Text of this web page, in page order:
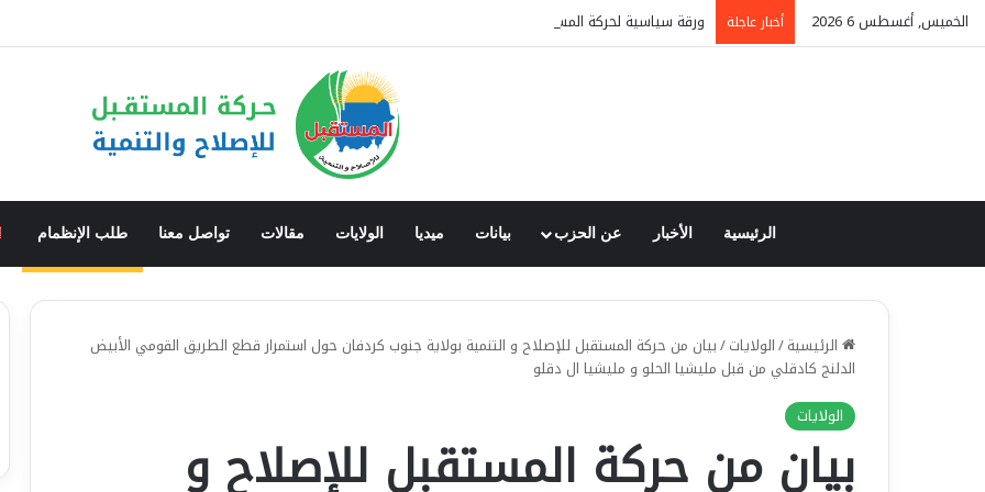
الخميس, أغسطس 6 2026 أخبار عاجلة ورقة سياسية لحركة المستقبل: السودان يقف بين مشروع الحفاظ على الدولة ومشروع تفكيكها.. والحوار الوطني هو
الرئيسية الأخبار عن الحزب بيانات ميديا الولايات مقالات تواصل معنا طلب الإنظمام
الرئيسية/الولايات/بيان من حركة المستقبل للإصلاح و التنمية بولاية جنوب كردفان حول استمرار قطع الطريق القومي الأبيض
الدلنج كادقلي من قبل مليشيا الحلو و مليشيا ال دقلو
الولايات
بيان من حركة المستقبل للإصلاح و